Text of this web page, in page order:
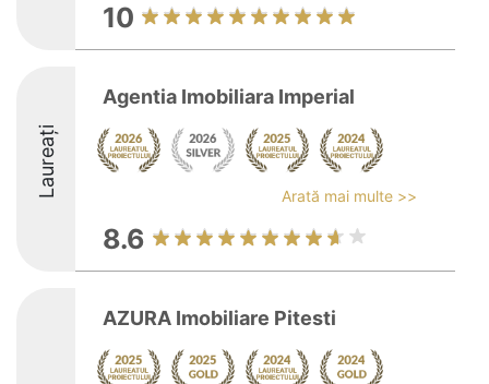
10
Laureați
Agentia Imobiliara Imperial
Arată mai multe >>
8.6
AZURA Imobiliare Pitesti